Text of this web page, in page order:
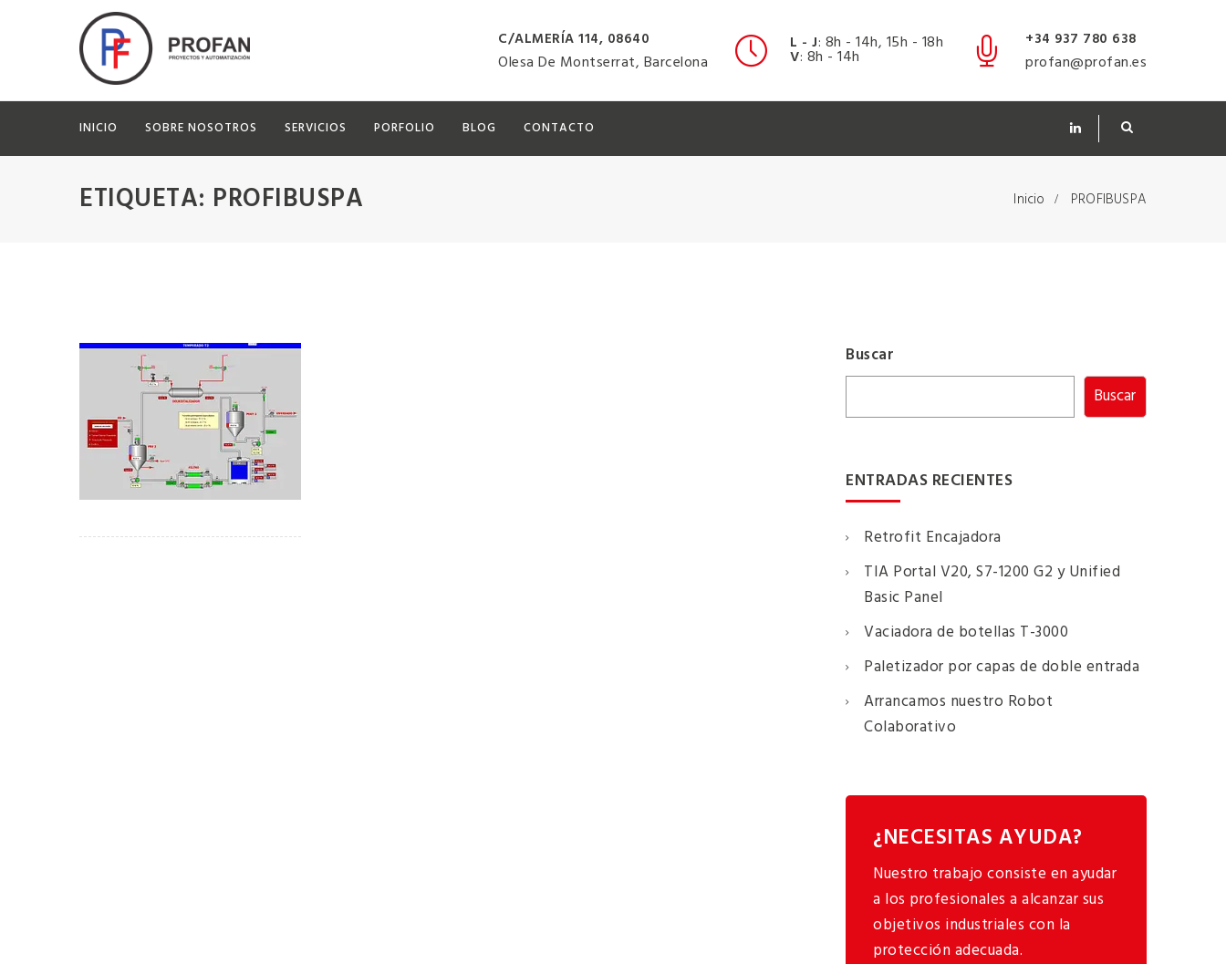
C/ALMERÍA 114, 08640
Olesa De Montserrat, Barcelona
L - J: 8h - 14h, 15h - 18h
V: 8h - 14h
+34 937 780 638
profan@profan.es
INICIO SOBRE NOSOTROS SERVICIOS PORFOLIO BLOG CONTACTO
ETIQUETA: PROFIBUSPA Inicio PROFIBUSPA
Buscar
Buscar
ENTRADAS RECIENTES
Retrofit Encajadora
TIA Portal V20, S7-1200 G2 y Unified
Basic Panel
Vaciadora de botellas T-3000
Paletizador por capas de doble entrada
Arrancamos nuestro Robot
Colaborativo
¿NECESITAS AYUDA?
Nuestro trabajo consiste en ayudar
a los profesionales a alcanzar sus
objetivos industriales con la
protección adecuada.